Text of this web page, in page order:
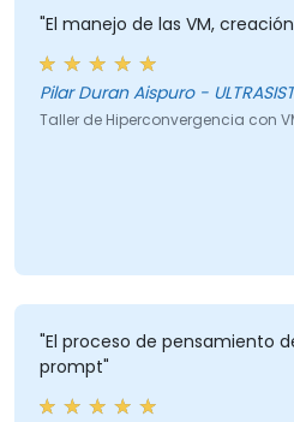
"El manejo de las VM,
Pilar Duran Aispuro - ULTRASIST
Taller de Hiperconvergencia con
"El proceso de pensamiento
prompt"